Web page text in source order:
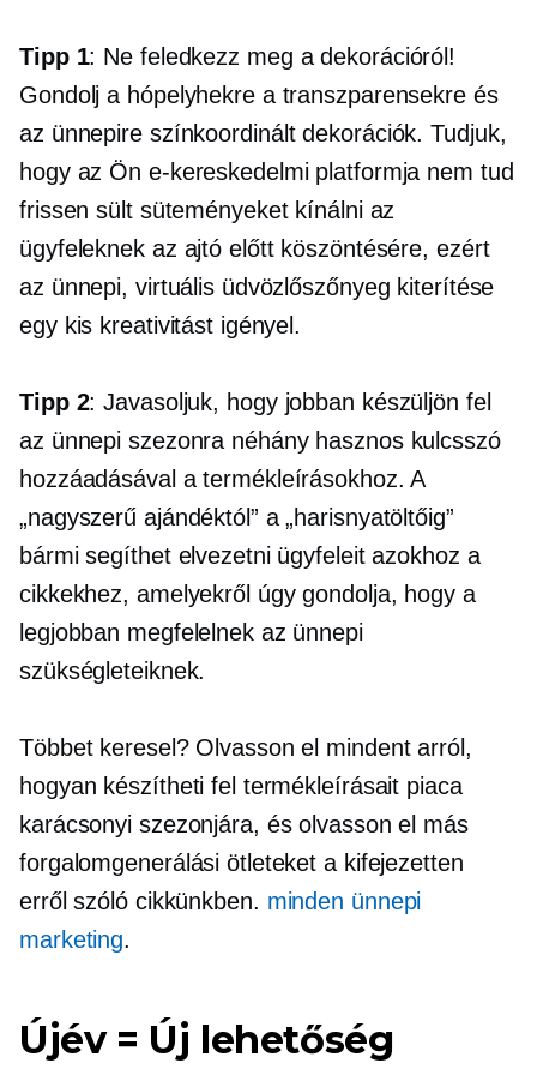
Tipp 1: Ne feledkezz meg a dekorációról!
Gondolj a hópelyhekre a transzparensekre és
az ünnepire színkoordináltdekorációk. Tudjuk,
hogy az Ön e-kereskedelmi platformja nem tud
frissen sült süteményeket kínálni az
ügyfeleknek az ajtó előtt köszöntésére, ezért
az ünnepi, virtuális üdvözlőszőnyeg kiterítése
egy kis kreativitást igényel.
Tipp 2: Javasoljuk, hogy jobban készüljön fel
az ünnepi szezonra néhány hasznos kulcsszó
hozzáadásával a termékleírásokhoz. A
„nagyszerű ajándéktól” a „harisnyatöltőig”
bármi segíthet elvezetni ügyfeleit azokhoz a
cikkekhez, amelyekről úgy gondolja, hogy a
legjobban megfelelnek az ünnepi
szükségleteiknek.
Többet keresel? Olvasson el mindent arról,
hogyan készítheti fel termékleírásait piaca
karácsonyi szezonjára, és olvasson el más
forgalomgenerálási ötleteket a kifejezetten
erről szóló cikkünkben. minden ünnepi
marketing.
Újév = Új lehetőség